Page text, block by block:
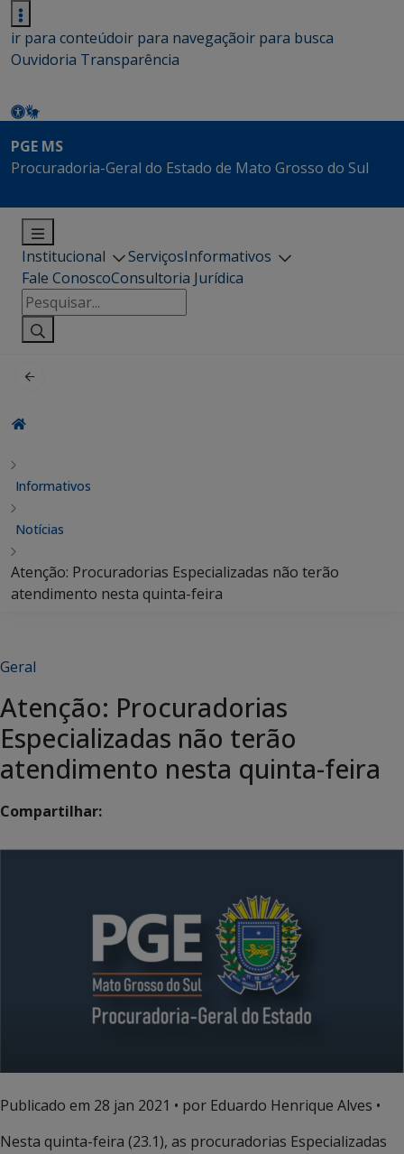
ir para conteúdoir para navegaçãoir para busca
Ouvidoria Transparência
PGE MS
Procuradoria-Geral do Estado de Mato Grosso do Sul
Institucional ServiçosInformativos
Fale ConoscoConsultoria Jurídica
Pesquisar
por:
Informativos
Notícias
Atenção: Procuradorias Especializadas não terão
atendimento nesta quinta-feira
Geral
Atenção: Procuradorias
Especializadas não terão
atendimento nesta quinta-feira
Compartilhar:
Publicado em 28 jan 2021 • por Eduardo Henrique Alves •
Nesta quinta-feira (23.1), as procuradorias Especializadas